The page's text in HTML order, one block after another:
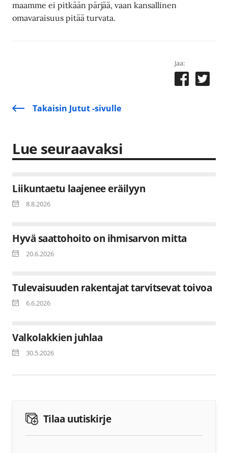
maamme ei pitkään pärjää, vaan kansallinen
omavaraisuus pitää turvata.
Jaa:
Takaisin Jutut -sivulle
Lue seuraavaksi
Liikuntaetu laajenee eräilyyn
8.8.2026
Hyvä saattohoito on ihmisarvon mitta
20.6.2026
Tulevaisuuden rakentajat tarvitsevat toivoa
6.6.2026
Valkolakkien juhlaa
30.5.2026
Tilaa uutiskirje